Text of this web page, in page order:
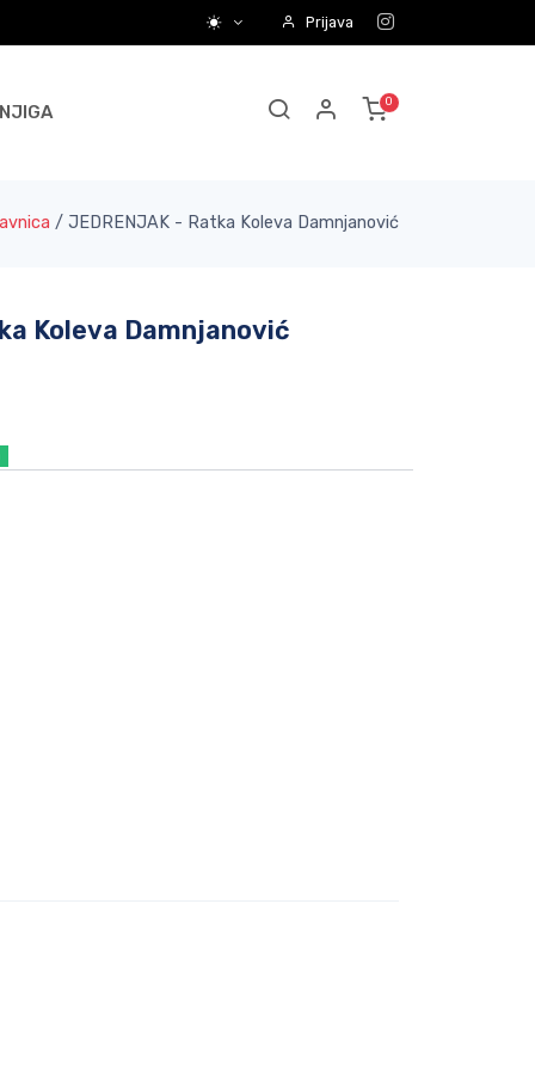
Prijava
/ JEDRENJAK - Ratka Koleva Damnjanović
Koleva Damnjanović